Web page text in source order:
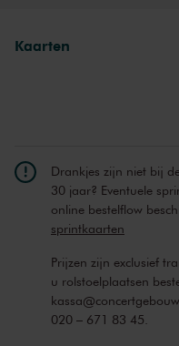
transformeert ze met
Kaarten
Drankjes zijn niet bij
30 jaar? Eventuele
online bestelflow
sprintkaarten
Prijzen zijn exclusief
u rolstoelplaatsen
020 – 671 83 45.